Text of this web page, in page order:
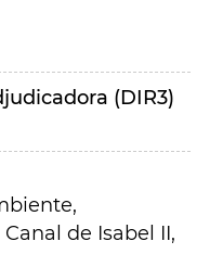
(DIR3)
Canal de Isabel II,